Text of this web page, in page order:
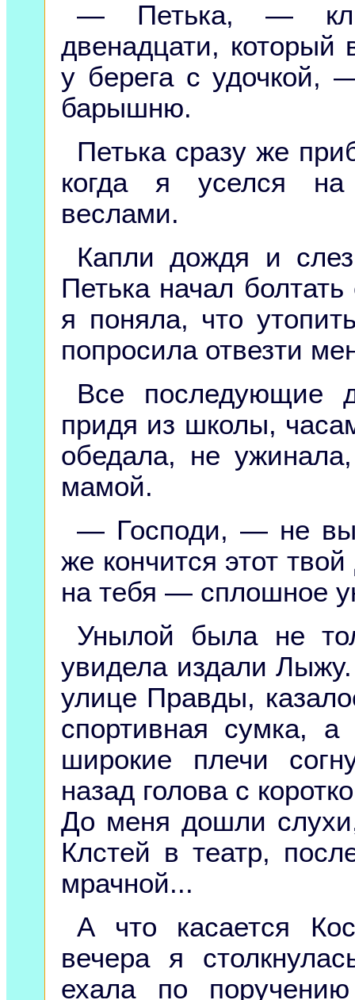
— Петька, —
двенадцати, который
у берега с удочкой,
барышню.
Петька сразу же
когда я уселся на
веслами.
Капли дождя и
Петька начал
я поняла, что
попросила отвезти
Все последующие
придя из школы,
обедала, не
мамой.
— Господи, — не
же кончится этот
на тебя — сплошное
Унылой была не
увидела издали
улице Правды,
спортивная сумка,
широкие плечи
назад голова с
До меня дошли
Клстей в театр,
мрачной...
А что касается
вечера я
ехала по